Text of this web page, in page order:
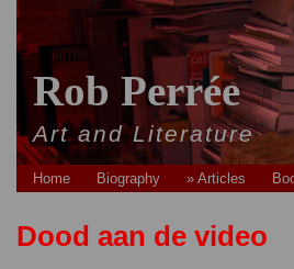
Rob Perrée
Art and Literature
Home Biography » Articles
Dood aan de video